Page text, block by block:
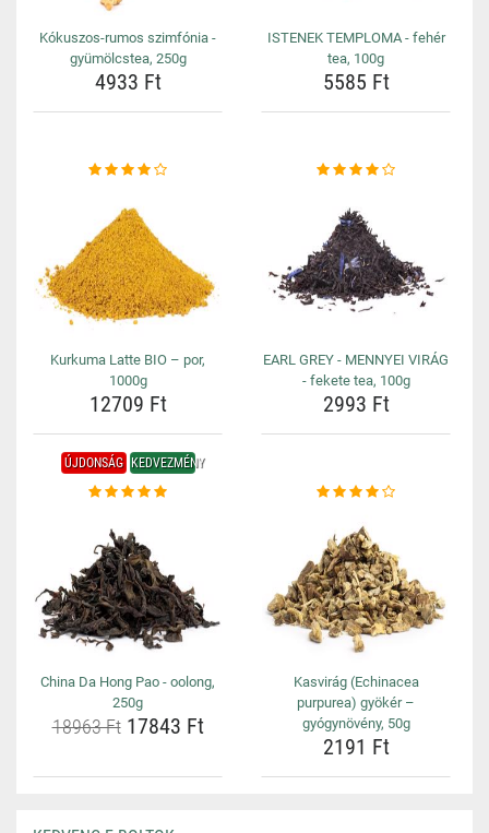
Kókuszos-rumos szimfónia -
gyümölcstea, 250g
4933 Ft
ISTENEK TEMPLOMA - fehér
tea, 100g
5585 Ft
Kurkuma Latte BIO – por,
1000g
12709 Ft
EARL GREY - MENNYEI VIRÁG
- fekete tea, 100g
2993 Ft
ÚJDONSÁG KEDVEZMÉNY
China Da Hong Pao - oolong,
250g
18963 Ft17843 Ft
Kasvirág (Echinacea
purpurea) gyökér –
gyógynövény, 50g
2191 Ft